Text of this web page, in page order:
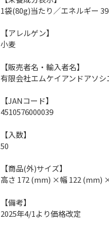
1袋(80g)当たり／エネルギー
【アレルゲン】
小麦
【販売者名・輸入者名】
有限会社エムケイアンドアソシ
【JANコード】
4510576000039
【入数】
50
【商品(外)サイズ】
高さ 172 (mm) ×幅 122 (mm)
【備考】
2025年4/1より価格改定